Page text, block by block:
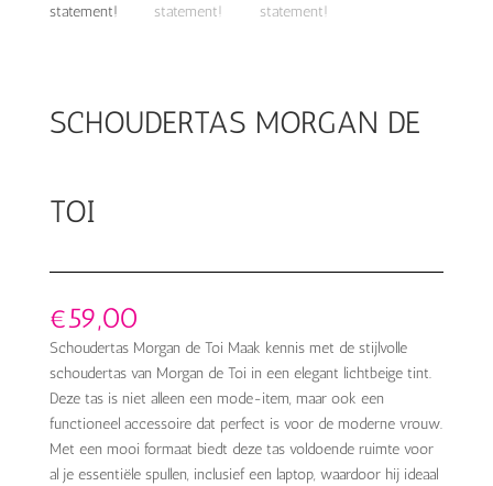
SCHOUDERTAS MORGAN DE
TOI
€59,00
Schoudertas Morgan de Toi Maak kennis met de stijlvolle
schoudertas van Morgan de Toi in een elegant lichtbeige tint.
Deze tas is niet alleen een mode-item, maar ook een
functioneel accessoire dat perfect is voor de moderne vrouw.
Met een mooi formaat biedt deze tas voldoende ruimte voor
al je essentiële spullen, inclusief een laptop, waardoor hij ideaal